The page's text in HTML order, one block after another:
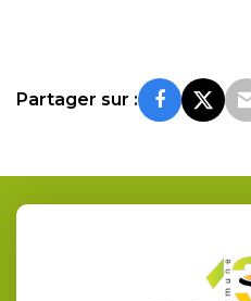
Partager sur :